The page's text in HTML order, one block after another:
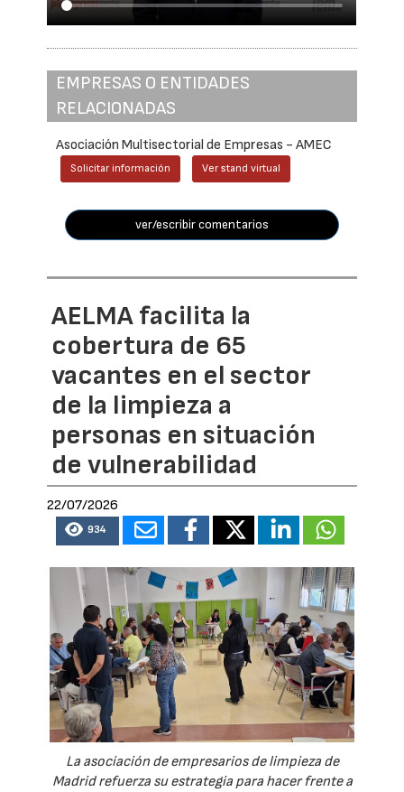
EMPRESAS O ENTIDADES
RELACIONADAS
Asociación Multisectorial de Empresas - AMEC
Solicitar información Ver stand virtual
ver/escribir comentarios
AELMA facilita la
cobertura de 65
vacantes en el sector
de la limpieza a
personas en situación
de vulnerabilidad
22/07/2026
934
La asociación de empresarios de limpieza de
Madrid refuerza su estrategia para hacer frente a